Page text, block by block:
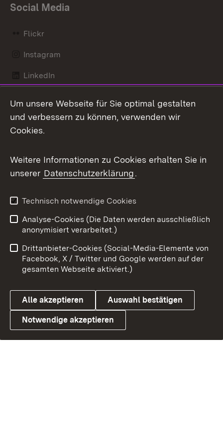
Social Media
Flickr
Instagram
LinkedIn
Messenger
X / Twitter
Youtube
Link zum Landesportal
Impressum
Kontakt
Datenschutz
Cookies
Um unsere Webseite für Sie optimal gestalten
und verbessern zu können, verwenden wir
Cookies.
Weitere Informationen zu Cookies erhalten Sie in
unserer Datenschutzerklärung.
Technisch notwendige Cookies
Analyse-Cookies (Die Daten werden ausschließlich
anonymisiert verarbeitet.)
Drittanbieter-Cookies (Social-Media-Elemente von
Facebook, X / Twitter und Google werden auf der
gesamten Webseite aktiviert.)
Alle akzeptieren Auswahl bestätigen
Notwendige akzeptieren